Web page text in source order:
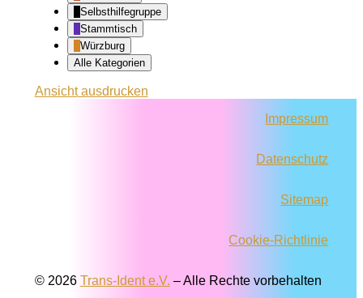
Selbsthilfegruppe
Stammtisch
Würzburg
Alle Kategorien
Ansichtausdrucken
Impressum
Datenschutz
Sitemap
Cookie-Richtlinie
© 2026 Trans-Ident e.V. – Alle Rechte vorbehalten